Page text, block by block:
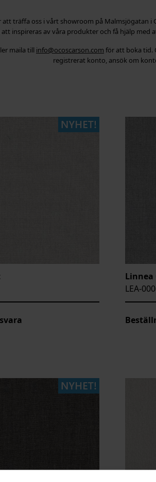
träffa oss i vårt showroom på Malmsjögatan
inspireras av våra produkter och få hjälp
maila till info@ocoscarson.com för att boka tid.
registrerat konto, ansök om
Linnea
LEA-